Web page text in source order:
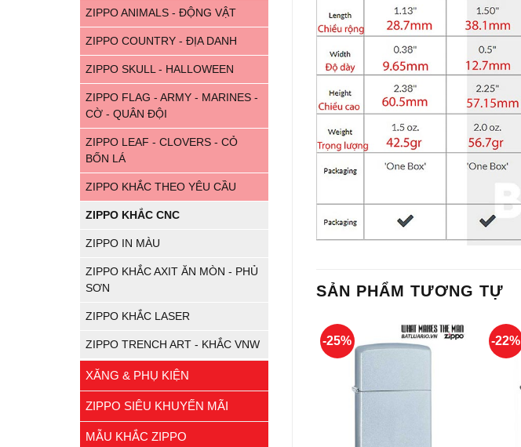
ZIPPO ANIMALS - ĐỘNG VẬT
ZIPPO COUNTRY - ĐỊA DANH
ZIPPO SKULL - HALLOWEEN
ZIPPO FLAG - ARMY - MARINES -
CỜ - QUÂN ĐỘI
ZIPPO LEAF - CLOVERS - CỎ
BỐN LÁ
ZIPPO KHẮC THEO YÊU CẦU
ZIPPO KHẮC CNC
ZIPPO IN MÀU
ZIPPO KHẮC AXIT ĂN MÒN - PHỦ
SƠN
ZIPPO KHẮC LASER
ZIPPO TRENCH ART - KHẮC VNW
XĂNG & PHỤ KIỆN
ZIPPO SIÊU KHUYẾN MÃI
MẪU KHẮC ZIPPO
SẢN PHẨM TƯƠNG TỰ
-25% -22%